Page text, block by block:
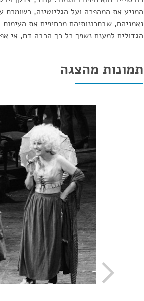
המניע את המהפכה ועל הגליוטינה,
נאמניהם, שבתכונותיהם מרחיפים את
הגדולים למענם נשפך כל כך הרבה דם, אי
תמונות מהצגה